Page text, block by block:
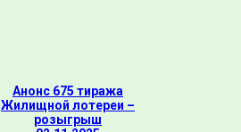
Анонс 675 тиража
Жилищной лотереи –
розыгрыш